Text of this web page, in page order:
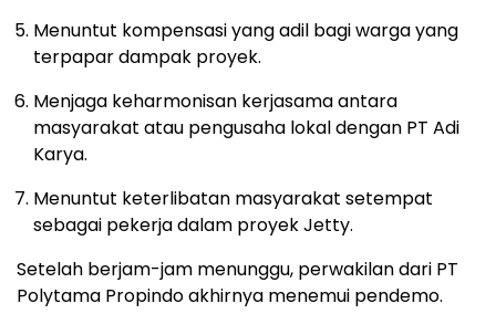
Menuntut kompensasi yang adil bagi warga yang
terpapar dampak proyek.
Menjaga keharmonisan kerjasama antara
masyarakat atau pengusaha lokal dengan PT Adi
Karya.
Menuntut keterlibatan masyarakat setempat
sebagai pekerja dalam proyek Jetty.
Setelah berjam-jam menunggu, perwakilan dari PT
Polytama Propindo akhirnya menemui pendemo.